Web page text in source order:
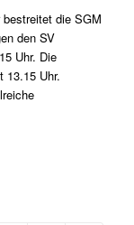
die SGM
den SV
Uhr. Die
13.15 Uhr.